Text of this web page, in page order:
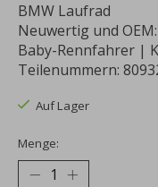
BMW Laufrad
Neuwertig und
Baby-Rennfahrer |
Teilenummern:
Auf Lager
Menge: